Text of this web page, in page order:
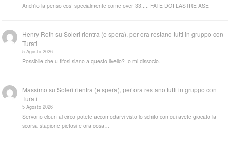
Anch'io la penso così specialmente come over 33..... FATE DOI LASTRE ASE
Henry Roth suSoleri rientra (e spera), per ora restano tutti in gruppo con
Turati
5 Agosto 2026
Possibile che u tifosi siano a questo livello? Io mi dissocio.
Massimo suSoleri rientra (e spera), per ora restano tutti in gruppo con
Turati
5 Agosto 2026
Servono cloun al circo potete accomodarvi visto lo schifo con cui avete giocato la
scorsa stagione pietosi e ora cosa…